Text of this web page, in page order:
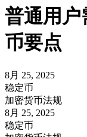
普通用户
币要点
8月 25, 2025
稳定币
加密货币法规
8月 25, 2025
稳定币